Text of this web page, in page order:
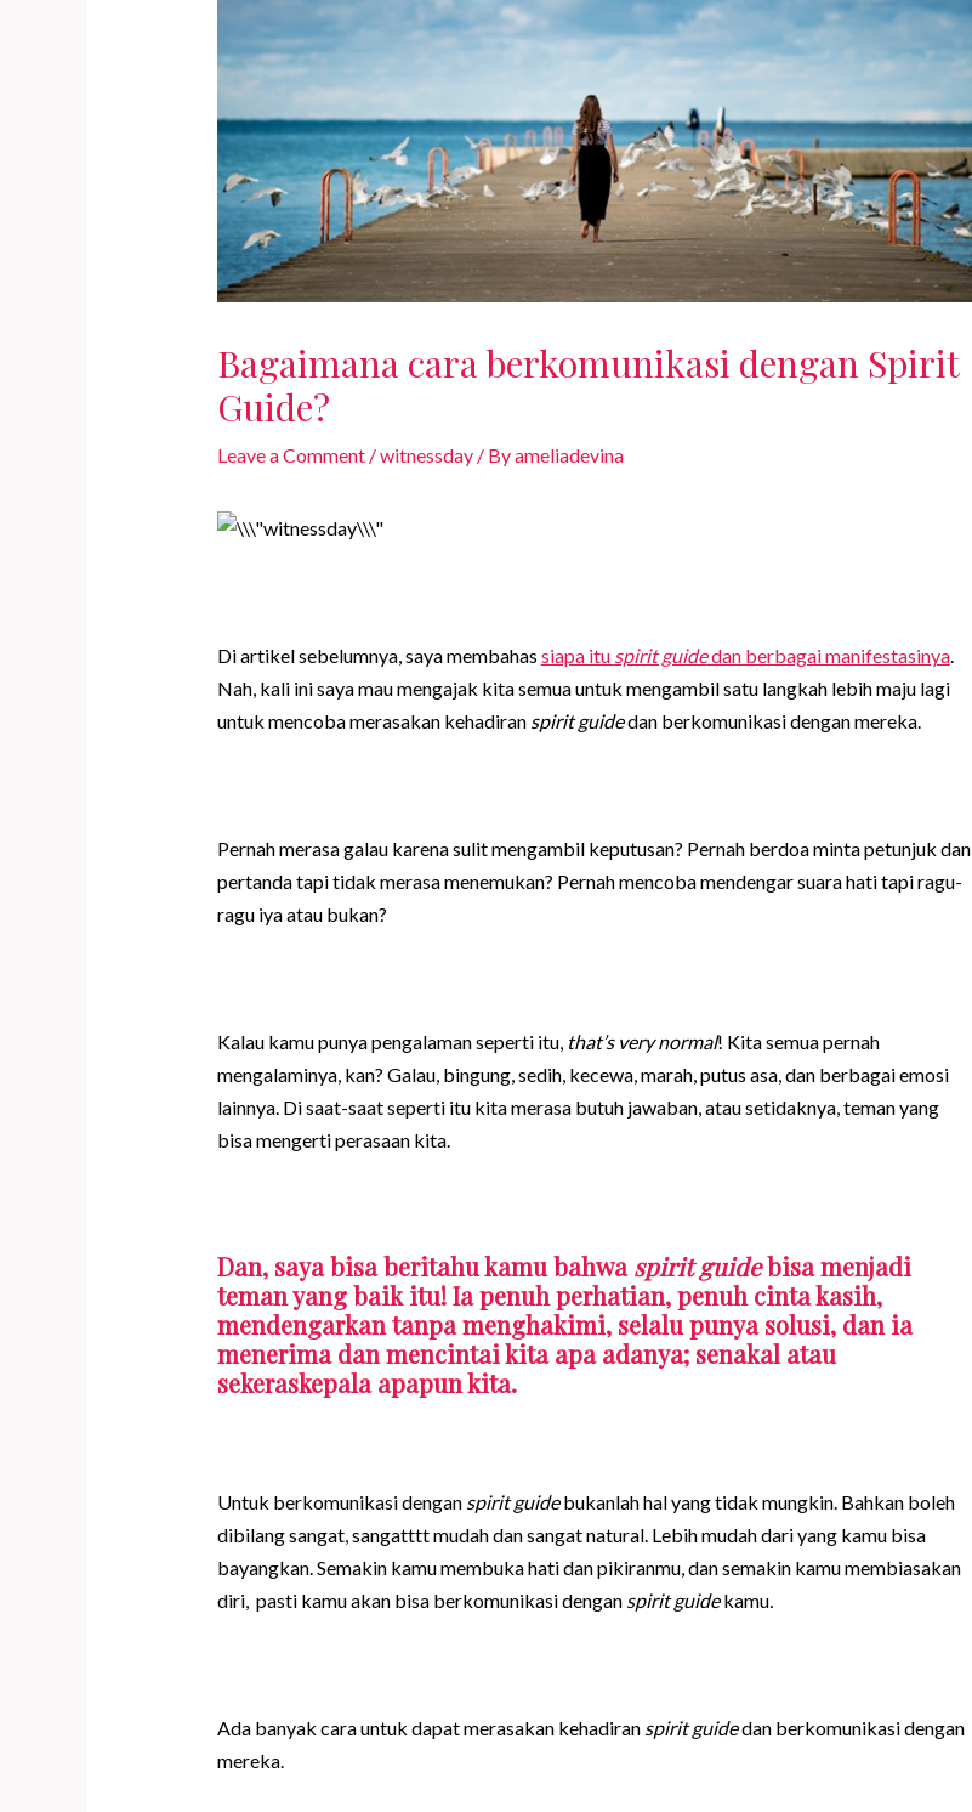
Bagaimana cara berkomunikasi dengan Spirit
Guide?
Leave a Comment /witnessday/ Byameliadevina
Di artikel sebelumnya, saya membahas siapa itu spirit guidedan berbagai manifestasinya.
Nah, kali ini saya mau mengajak kita semua untuk mengambil satu langkah lebih maju lagi
untuk mencoba merasakan kehadiran spirit guidedan berkomunikasi dengan mereka.
Pernah merasa galau karena sulit mengambil keputusan? Pernah berdoa minta petunjuk dan
pertanda tapi tidak merasa menemukan? Pernah mencoba mendengar suara hati tapi ragu-
ragu iya atau bukan?
Kalau kamu punya pengalaman seperti itu, that’s very normal! Kita semua pernah
mengalaminya, kan? Galau, bingung, sedih, kecewa, marah, putus asa, dan berbagai emosi
lainnya. Di saat-saat seperti itu kita merasa butuh jawaban, atau setidaknya, teman yang
bisa mengerti perasaan kita.
Dan, saya bisa beritahu kamu bahwaspirit guidebisa menjadi
teman yang baik itu! Ia penuh perhatian, penuh cinta kasih,
mendengarkan tanpa menghakimi, selalu punya solusi, dan ia
menerima dan mencintai kita apa adanya; senakal atau
sekeraskepala apapun kita.
Untuk berkomunikasi dengan spirit guidebukanlah hal yang tidak mungkin. Bahkan boleh
dibilang sangat, sangatttt mudah dan sangat natural. Lebih mudah dari yang kamu bisa
bayangkan. Semakin kamu membuka hati dan pikiranmu, dan semakin kamu membiasakan
diri, pasti kamu akan bisa berkomunikasi dengan spirit guidekamu.
Ada banyak cara untuk dapat merasakan kehadiran spirit guidedan berkomunikasi dengan
mereka.